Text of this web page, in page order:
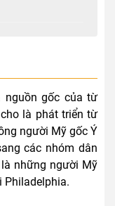
gốc của từ
là phát triển từ
người Mỹ gốc Ý
các nhóm dân
những người Mỹ
Philadelphia.